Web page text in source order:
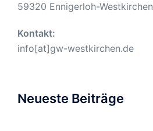
59320 Ennigerloh-Westkirchen
Kontakt:
info[at]gw-westkirchen.de
Neueste Beiträge